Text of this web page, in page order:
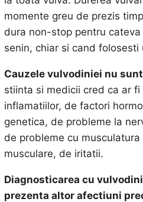
momente greu de prezis
dura non-stop pentru
senin, chiar si cand folosesti
Cauzele vulvodiniei nu
stiinta si medicii cred ca ar
inflamatiilor, de factori
genetica, de probleme la
de probleme cu
musculare, de iritatii.
Diagnosticarea cu
prezenta altor afectiuni